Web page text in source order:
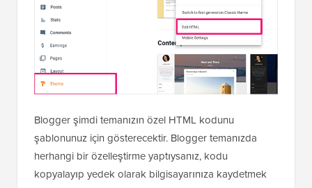
Blogger şimdi temanızın özel HTML kodunu
şablonunuz için gösterecektir. Blogger temanızda
herhangi bir özelleştirme yaptıysanız, kodu
kopyalayıp yedek olarak bilgisayarınıza kaydetmek